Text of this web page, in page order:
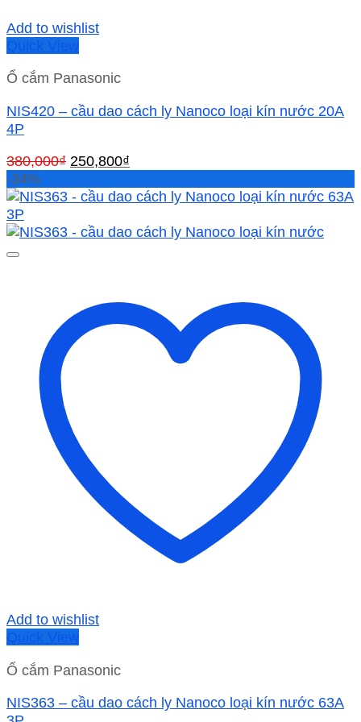
Add to wishlist
Quick View
Ổ cắm Panasonic
NIS420 – cầu dao cách ly Nanoco loại kín nước 20A
4P
380,000₫ Giá
là:
250,800₫
tại
250,800₫.
-34%
Add to wishlist
Quick View
Ổ cắm Panasonic
NIS363 – cầu dao cách ly Nanoco loại kín nước 63A